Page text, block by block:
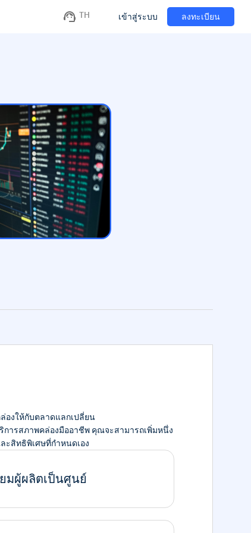
TH เข้าสู่ระบบ ลงทะเบียน
องให้กับตลาดแลกเปลี่ยน
การสภาพคล่องมืออาชีพ คุณจะสามารถเพิ่มหนึ่ง
ะสิทธิพิเศษที่กำหนดเอง
มผู้ผลิตเป็นศูนย์